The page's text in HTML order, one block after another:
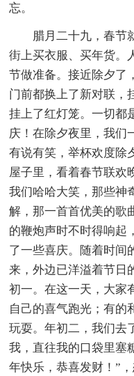
忘。
腊月二十九，春节
街上买衣服、买年货。
节做准备。接近除夕了
门前都换上了新对联，
挂上了红灯笼。一切都
庆！在除夕夜里，我们
有说有笑，举杯欢度除
屋子里，看着春节联欢
我们哈哈大笑，那些神
解，那一首首优美的歌
的鞭炮声时不时得响起
了一些喜庆。随着时间
来，外边已洋溢着节日
初一。在这一天，大家
自己的喜气跑光；有的
玩耍。年初二，我们去
我，直往我的口袋里塞
年快乐，恭喜发财！”